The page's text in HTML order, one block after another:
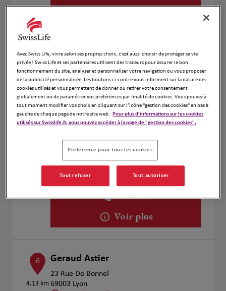
3.98 km
GUILLON Thibaut
1 Boulevard Marius Vivier Merle
69000 Lyon 3ème
Fermé actuellement
Voir plus
Jean-Brice Durand Et David Doizon
19 Chemin Du Buyat
69370 St Didier Au Mont D Or
Numéro
Voir plus
6
4.13 km
Geraud Astier
23 Rue De Bonnel
69003 Lyon
Avec Swiss Life, vivre selon ses propres choix, c’est aussi choisir de protéger sa vie
privée ! Swiss Life et ses partenaires utilisent des traceurs pour assurer le bon
fonctionnement du site, analyser et personnaliser votre navigation ou vous proposer
de la publicité personnalisée. Les boutons ci-contre vous informent sur la nature des
cookies utilisés et vous permettent de donner ou retirer votre consentement
globalement ou de paramétrer vos préférences par finalité de cookies. Vous pouvez à
tout moment modifier vos choix en cliquant sur l’icône "gestion des cookies" en bas à
gauche de chaque page de notre site web. Pour plus d'informations sur les cookies
utilisés sur Swisslife.fr, vous pouvez accéder à la page de "gestion des cookies".
Préférence pour tous les cookies
Tout refuser Tout autoriser